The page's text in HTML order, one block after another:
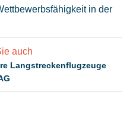
in der
auch
Langstreckenflugzeuge